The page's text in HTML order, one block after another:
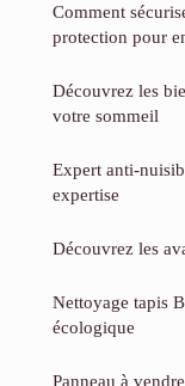
Comment
protection pour
Découvrez les
votre sommeil
Expert anti-
expertise
Découvrez les
Nettoyage tapis
écologique
Panneau à